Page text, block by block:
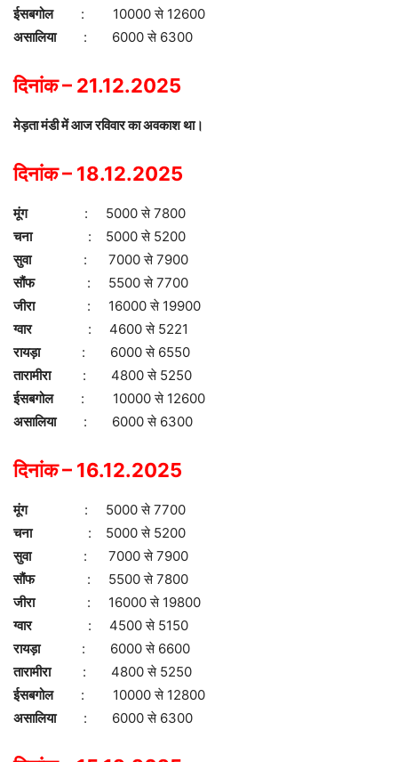
ईसबगोल
: 10000 से 12600
असालिया : 6000 से 6300
दिनांक – 21.12.2025
मेड़ता मंडी में आज रविवार का अवकाश था।
दिनांक – 18.12.2025
मूंग: 5000 से 7800
चना : 5000 से 5200
सुवा : 7000 से 7900
सौंफ
: 5500 से 7700
जीरा : 16000 से 19900
ग्वार
: 4600 से 5221
रायड़ा : 6000 से 6550
तारामीरा: 4800 से 5250
ईसबगोल
: 10000 से 12600
असालिया : 6000 से 6300
दिनांक – 16.12.2025
मूंग: 5000 से 7700
चना : 5000 से 5200
सुवा : 7000 से 7900
सौंफ
: 5500 से 7800
जीरा : 16000 से 19800
ग्वार
: 4500 से 5150
रायड़ा : 6000 से 6600
तारामीरा: 4800 से 5250
ईसबगोल
: 10000 से 12800
असालिया : 6000 से 6300